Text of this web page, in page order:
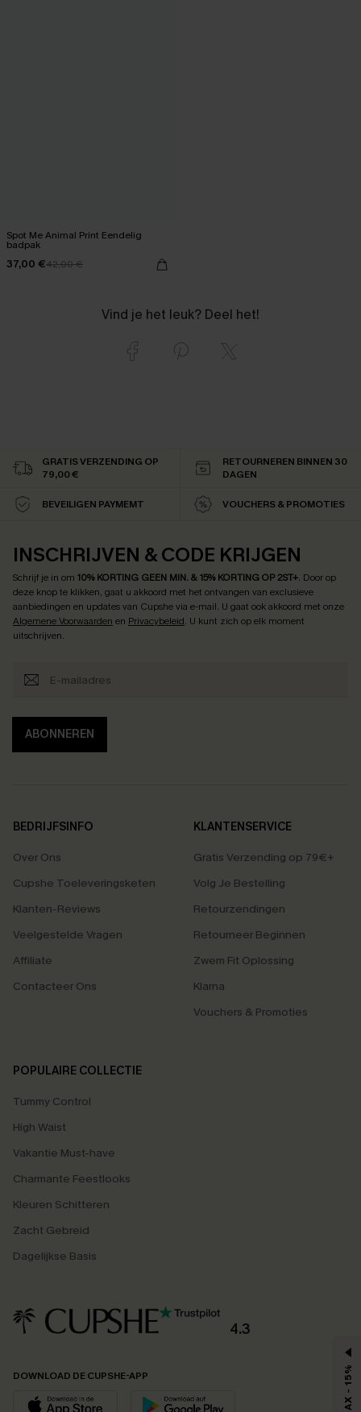
Spot Me Animal Print Eendelig
badpak
37,00 €42,00 €
Vind je het leuk? Deel het!
GRATIS VERZENDING OP
79,00 €
RETOURNEREN BINNEN 30
DAGEN
BEVEILIGEN PAYMEMT VOUCHERS & PROMOTIES
INSCHRIJVEN & CODE KRIJGEN
Schrijf je in om 10% KORTING GEEN MIN. & 15% KORTING OP 2ST+. Door op
deze knop te klikken, gaat u akkoord met het ontvangen van exclusieve
aanbiedingen en updates van Cupshe via e-mail. U gaat ook akkoord met onze
Algemene Voorwaarden en Privacybeleid. U kunt zich op elk moment
uitschrijven.
ABONNEREN
BEDRIJFSINFO
Over Ons
Cupshe Toeleveringsketen
Klanten-Reviews
Veelgestelde Vragen
Affiliate
Contacteer Ons
KLANTENSERVICE
Gratis Verzending op 79€+
Volg Je Bestelling
Retourzendingen
Retourneer Beginnen
Zwem Fit Oplossing
Klarna
Vouchers & Promoties
POPULAIRE COLLECTIE
Tummy Control
High Waist
Vakantie Must-have
Charmante Feestlooks
Kleuren Schitteren
Zacht Gebreid
Dagelijkse Basis
4.3
DOWNLOAD DE CUPSHE-APP MAX - 15%